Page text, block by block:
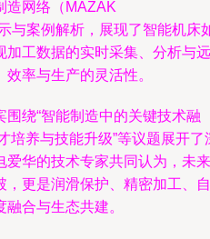
造网络（MAZAK
与案例解析，展现了智能机床
加工数据的实时采集、分析与远
率与生产的灵活性。
绕“智能制造中的关键技术融
培养与技能升级”等议题展开了
爱华的技术专家共同认为，未来
，更是润滑保护、精密加工、自
合与生态共建。